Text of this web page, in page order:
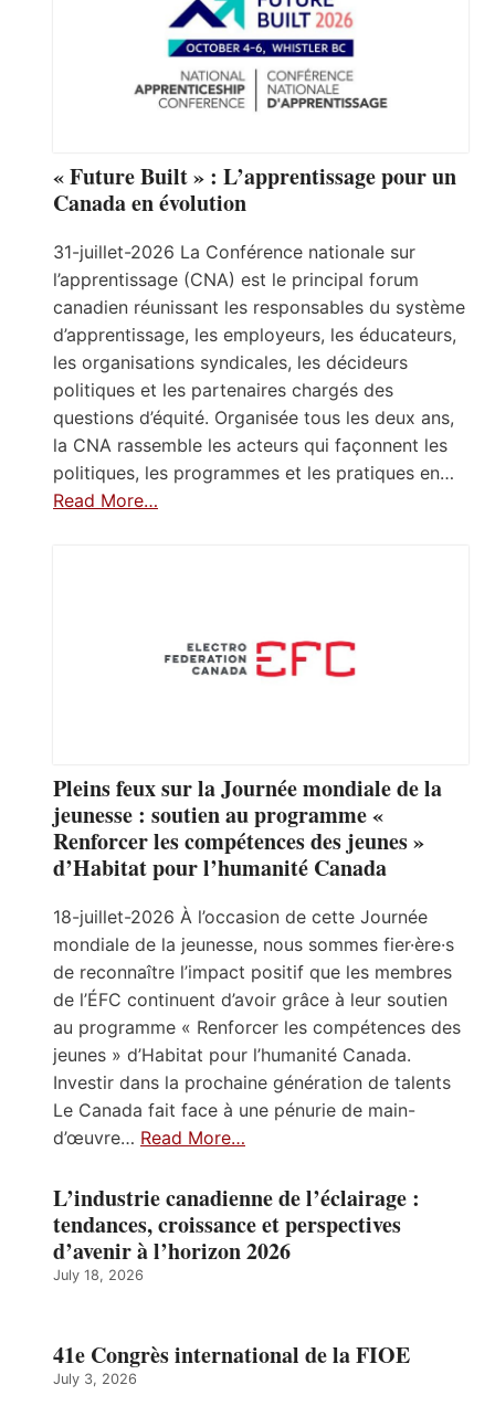
« Future Built » : L’apprentissage pour un
Canada en évolution
31-juillet-2026 La Conférence nationale sur
l’apprentissage (CNA) est le principal forum
canadien réunissant les responsables du système
d’apprentissage, les employeurs, les éducateurs,
les organisations syndicales, les décideurs
politiques et les partenaires chargés des
questions d’équité. Organisée tous les deux ans,
la CNA rassemble les acteurs qui façonnent les
politiques, les programmes et les pratiques en…
Read More…
Pleins feux sur la Journée mondiale de la
jeunesse : soutien au programme «
Renforcer les compétences des jeunes »
d’Habitat pour l’humanité Canada
18-juillet-2026 À l’occasion de cette Journée
mondiale de la jeunesse, nous sommes fier·ère·s
de reconnaître l’impact positif que les membres
de l’ÉFC continuent d’avoir grâce à leur soutien
au programme « Renforcer les compétences des
jeunes » d’Habitat pour l’humanité Canada.
Investir dans la prochaine génération de talents
Le Canada fait face à une pénurie de main-
d’œuvre… Read More…
L’industrie canadienne de l’éclairage :
tendances, croissance et perspectives
d’avenir à l’horizon 2026
July 18, 2026
41e Congrès international de la FIOE
July 3, 2026